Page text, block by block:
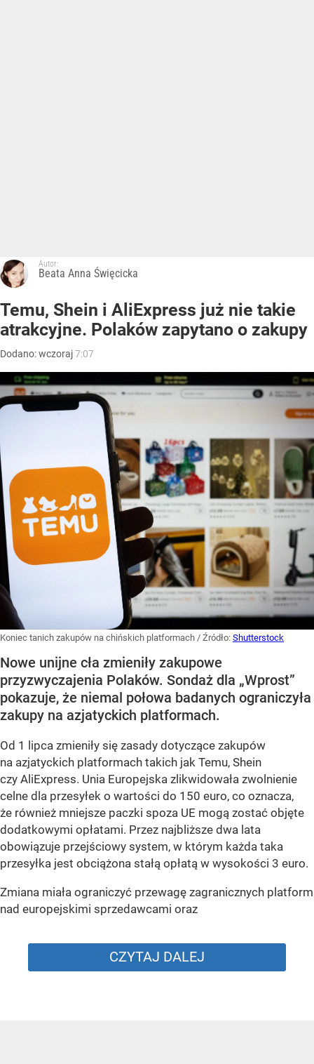
Autor:
Beata Anna Święcicka
Temu, Shein i AliExpress już nie takie
atrakcyjne. Polaków zapytano o zakupy
Dodano:wczoraj7:07
Koniec tanich zakupów na chińskich platformach / Źródło: Shutterstock
Nowe unijne cła zmieniły zakupowe
przyzwyczajenia Polaków. Sondaż dla „Wprost”
pokazuje, że niemal połowa badanych ograniczyła
zakupy na azjatyckich platformach.
Od 1 lipca zmieniły się zasady dotyczące zakupów
na azjatyckich platformach takich jak Temu, Shein
czy AliExpress. Unia Europejska zlikwidowała zwolnienie
celne dla przesyłek o wartości do 150 euro, co oznacza,
że również mniejsze paczki spoza UE mogą zostać objęte
dodatkowymi opłatami. Przez najbliższe dwa lata
obowiązuje przejściowy system, w którym każda taka
przesyłka jest obciążona stałą opłatą w wysokości 3 euro.
Zmiana miała ograniczyć przewagę zagranicznych platform
nad europejskimi sprzedawcami oraz
CZYTAJ DALEJ